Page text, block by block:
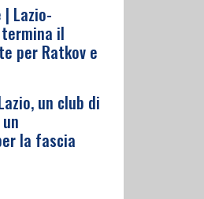
| Lazio-
il
per Ratkov e
un club di
la fascia